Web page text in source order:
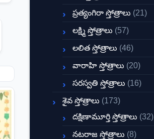
ప్రత్యంగిరా స్తోత్రాలు (21)
లక్ష్మి స్తోత్రాలు (57)
లలిత స్తోత్రాలు (46)
వారాహి స్తోత్రాలు (20)
సరస్వతి స్తోత్రాలు (16)
శైవ స్తోత్రాలు (173)
దక్షిణామూర్తి స్తోత్రాలు (32)
నటరాజ స్తోత్రాలు (8)